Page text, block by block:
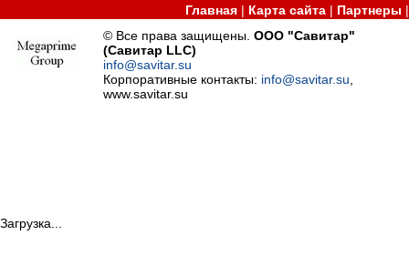
Главная| Карта сайта| Партнеры
© Все права защищены.ООО "Савитар"
(Савитар LLC)
info@savitar.su
Корпоративные контакты: info@savitar.su
www.savitar.su
Загрузка...